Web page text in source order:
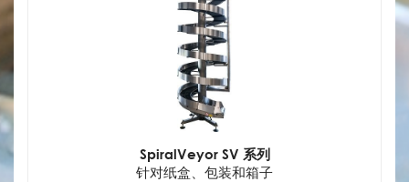
SpiralVeyor SV 系列
针对纸盒、包装和箱子